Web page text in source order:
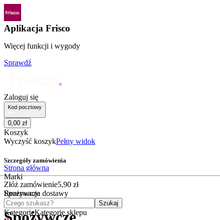
Aplikacja Frisco
Więcej funkcji i wygody
Sprawdź
Zaloguj się
Kod pocztowy
0,00 zł
Koszyk
Wyczyść koszykPełny widok
Szczegóły zamówienia
Złóż zamówienie5,90 zł
Rezerwacja dostawy
Czego szukasz?
Szukaj
KategorieKategorie sklepu
Strona główna
Marki
Spożywcze